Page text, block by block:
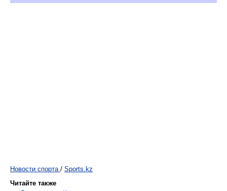
Новости спорта / Sports.kz
Читайте также